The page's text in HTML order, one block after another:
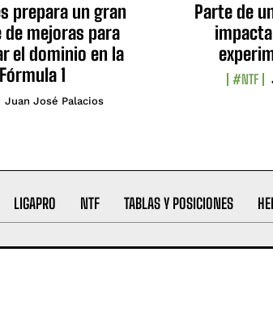
prepara un gran
de mejoras para
el dominio en la
Fórmula 1
Juan José Palacios
Parte de
#NTF
LIGAPRO NTF TABLAS Y POSICIONES